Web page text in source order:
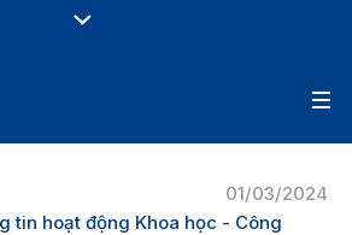
01/03/2024
tin hoạt động Khoa học - Công